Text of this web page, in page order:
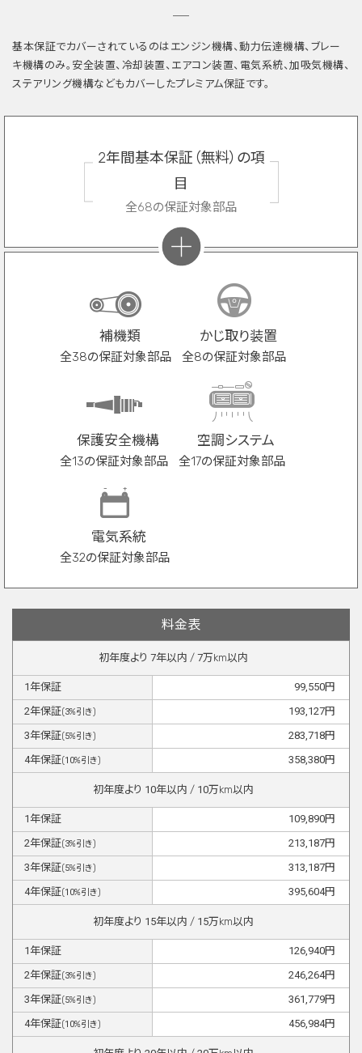
基本保証でカバーされているのはエンジン機構、動力伝達機構、ブレー
キ機構のみ。安全装置、冷却装置、エアコン装置、電気系統、加吸気機構、
ステアリング機構などもカバーしたプレミアム保証です。
2年間基本保証（無料）の項
目
全68の保証対象部品
補機類
全38の保証対象部品
かじ取り装置
全8の保証対象部品
保護安全機構
全13の保証対象部品
空調システム
全17の保証対象部品
電気系統
全32の保証対象部品
料金表
初年度より 7年以内 / 7万km以内
1年保証 99,550円
2年保証(3%引き) 193,127円
3年保証(5%引き) 283,718円
4年保証(10%引き) 358,380円
初年度より 10年以内 / 10万km以内
1年保証 109,890円
2年保証(3%引き) 213,187円
3年保証(5%引き) 313,187円
4年保証(10%引き) 395,604円
初年度より 15年以内 / 15万km以内
1年保証 126,940円
2年保証(3%引き) 246,264円
3年保証(5%引き) 361,779円
4年保証(10%引き) 456,984円